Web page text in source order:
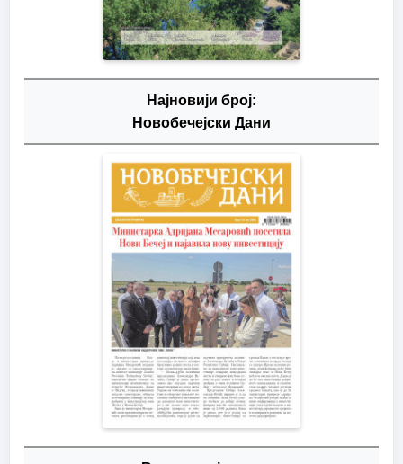
Најновији број:
Новобечејски Дани